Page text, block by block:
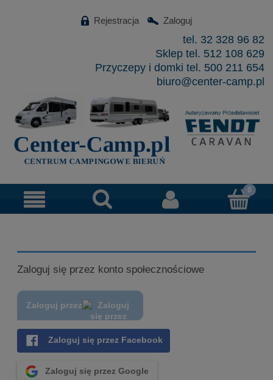
Rejestracja Zaloguj
tel. 32 328 96 82
Sklep tel. 512 108 629
Przyczepy i domki tel. 500 211 654
biuro@center-camp.pl
Zaloguj się przez konto społecznościowe
Zaloguj przez
Zaloguj się przez Facebook
Zaloguj się przez Google